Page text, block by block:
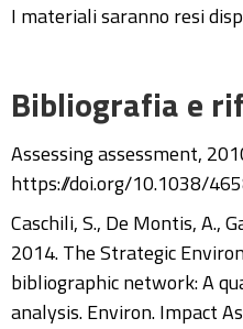
I materiali saranno resi
Bibliografia e
Assessing assessment,
https://doi.org/10.1038/
Caschili, S., De Montis, A.,
2014. The Strategic
bibliographic network: A
analysis. Environ. Impact